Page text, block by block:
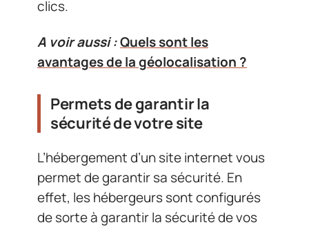
clics.
A voir aussi :Quels sont les
avantages de la géolocalisation ?
Permets de garantir la
sécurité de votre site
L’hébergement d’un site internet vous
permet de garantir sa sécurité. En
effet, les hébergeurs sont configurés
de sorte à garantir la sécurité de vos